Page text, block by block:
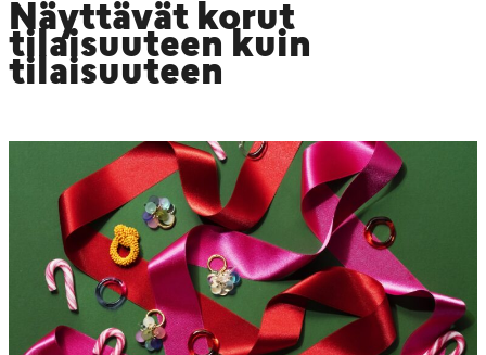
Näyttävät korut
tilaisuuteen kuin
tilaisuuteen